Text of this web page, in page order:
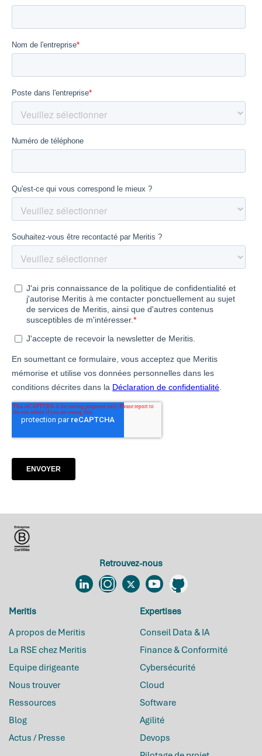
Retrouvez-nous
LinkedinInstagram
TwitterYouTubeGithub
Meritis
A propos de Meritis
La RSE chez Meritis
Equipe dirigeante
Nous trouver
Ressources
Blog
Actus / Presse
Expertises
Conseil Data & IA
Finance & Conformité
Cybersécurité
Cloud
Software
Agilité
Devops